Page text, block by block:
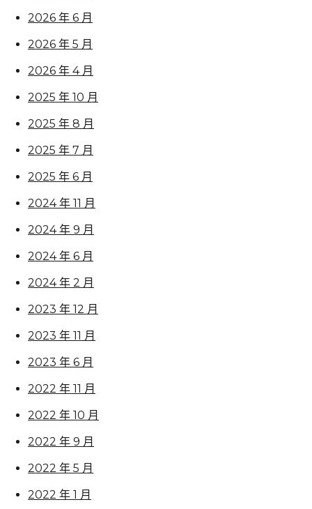
2026 年 6 月
2026 年 5 月
2026 年 4 月
2025 年 10 月
2025 年 8 月
2025 年 7 月
2025 年 6 月
2024 年 11 月
2024 年 9 月
2024 年 6 月
2024 年 2 月
2023 年 12 月
2023 年 11 月
2023 年 6 月
2022 年 11 月
2022 年 10 月
2022 年 9 月
2022 年 5 月
2022 年 1 月